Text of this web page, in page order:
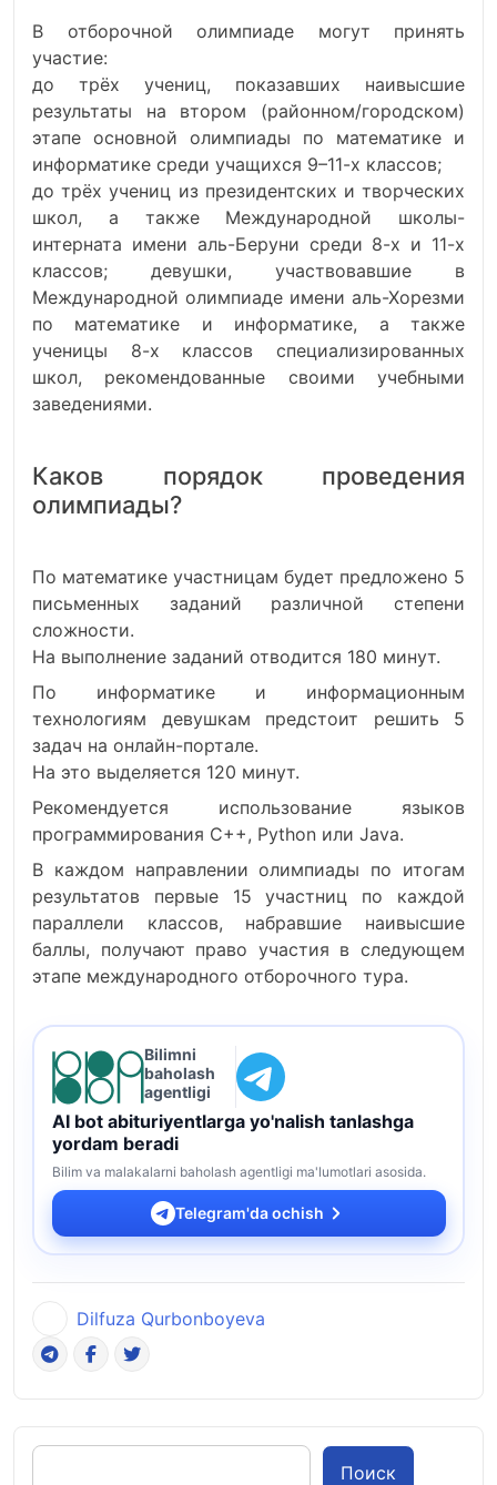
В отборочной олимпиаде могут принять
участие:
до трёх учениц, показавших наивысшие
результаты на втором (районном/городском)
этапе основной олимпиады по математике и
информатике среди учащихся 9–11-х классов;
до трёх учениц из президентских и творческих
школ, а также Международной школы-
интерната имени аль-Беруни среди 8-х и 11-х
классов; девушки, участвовавшие в
Международной олимпиаде имени аль-Хорезми
по математике и информатике, а также
ученицы 8-х классов специализированных
школ, рекомендованные своими учебными
заведениями.
Каков порядок проведения
олимпиады?
По математике участницам будет предложено 5
письменных заданий различной степени
сложности.
На выполнение заданий отводится 180 минут.
По информатике и информационным
технологиям девушкам предстоит решить 5
задач на онлайн-портале.
На это выделяется 120 минут.
Рекомендуется использование языков
программирования C++, Python или Java.
В каждом направлении олимпиады по итогам
результатов первые 15 участниц по каждой
параллели классов, набравшие наивысшие
баллы, получают право участия в следующем
этапе международного отборочного тура.
Bilimni
baholash
agentligi
AI bot abituriyentlarga yo'nalish tanlashga
yordam beradi
Bilim va malakalarni baholash agentligi ma'lumotlari asosida.
Telegram'da ochish
Dilfuza Qurbonboyeva
Поиск